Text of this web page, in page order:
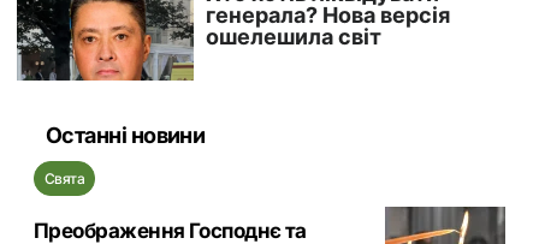
Останні новини
Свята
Преображення Господнє та